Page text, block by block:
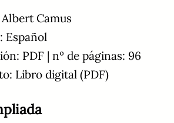
Camus
Español
PDF | nº de páginas: 96
Libro digital (PDF)